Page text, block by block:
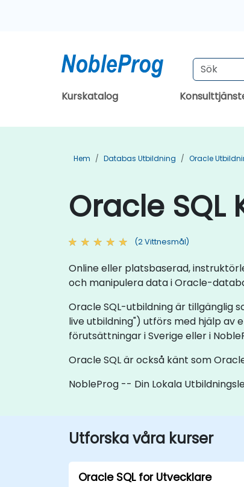
Kurskatalog
Hem Databas Utbildning Oracle
Oracle SQL
(2 Vittnesmål)
Online eller platsbaserad,
och manipulera data i Oracle-
Oracle SQL-utbildning är tillgänglig
live utbildning") utförs med hjälp av
förutsättningar i Sverige eller i
Oracle SQL är också känt som
NobleProg -- Din Lokala
Utforska våra kurser
Oracle SQL for Utvecklare